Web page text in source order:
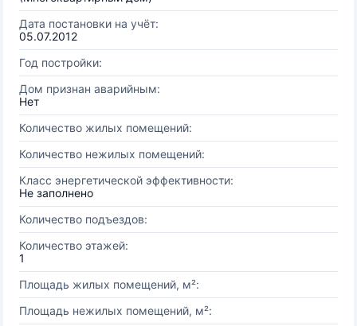
Дата постановки на учёт:
05.07.2012
Год постройки:
Дом признан аварийным:
Нет
Количество жилых помещений:
Количество нежилых помещений:
Класс энергетической эффективности:
Не заполнено
Количество подъездов:
Количество этажей:
1
Площадь жилых помещений, м²:
Площадь нежилых помещений, м²: